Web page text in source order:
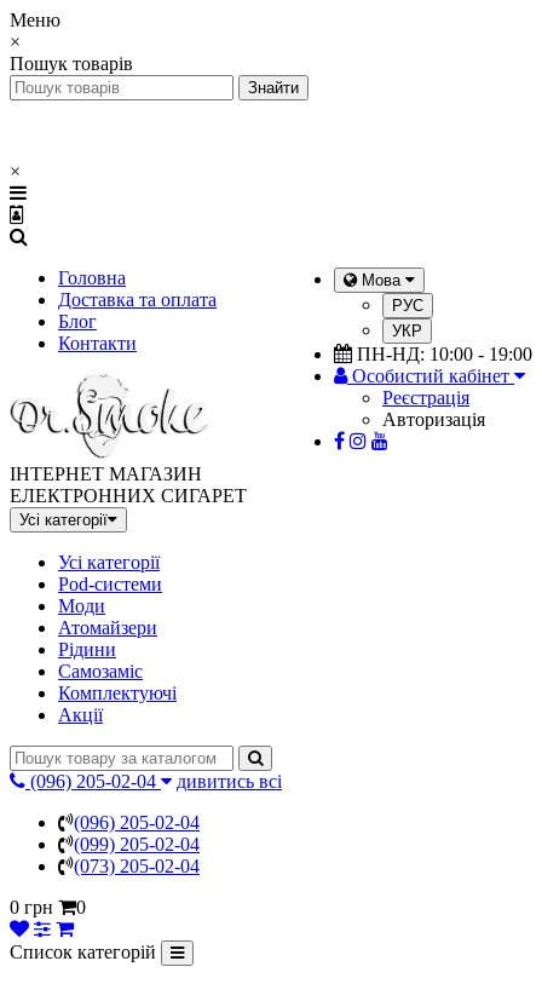
Меню
×
Пошук товарів
×
Головна
Доставка та оплата
Блог
Контакти
Мова
РУС
УКР
ПН-НД: 10:00 - 19:00
Особистий кабінет
Реєстрація
Авторизація
ІНТЕРНЕТ МАГАЗИН
ЕЛЕКТРОННИХ СИГАРЕТ
Усі категорії
Усі категорії
Pod-системи
Моди
Атомайзери
Рідини
Самозаміс
Комплектуючі
Акції
(096) 205-02-04
дивитись всі
(096) 205-02-04
(099) 205-02-04
(073) 205-02-04
0 грн
0
Список категорій